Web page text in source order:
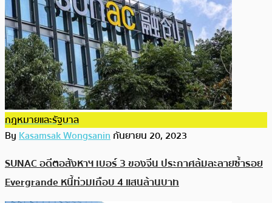
กฎหมายและรัฐบาล
ByKasamsak Wongsaninกันยายน 20, 2023
SUNAC อดีตอสังหาฯ เบอร์ 3 ของจีน ประกาศล้มละลายซ้ำรอย
Evergrande หนี้ท่วมเกือบ 4 แสนล้านบาท